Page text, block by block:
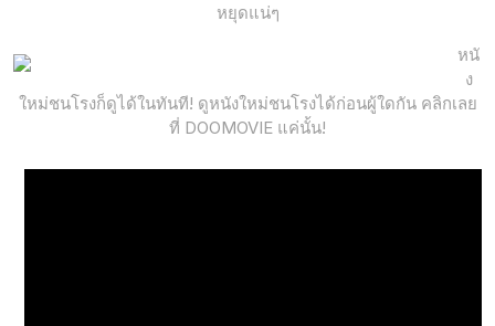
หยุดแน่ๆ
หนั
ง
ใหม่ชนโรงก็ดูได้ในทันที! ดูหนังใหม่ชนโรงได้ก่อนผู้ใดกัน คลิกเลย
ที่ DOOMOVIE แค่นั้น!